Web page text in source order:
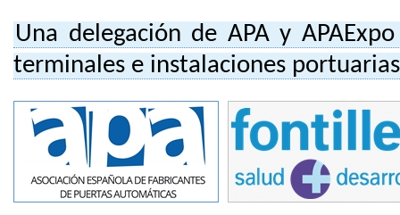
Una delegación de APA y
terminales e instalaciones